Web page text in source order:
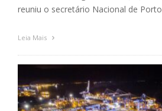
reuniu o secretário Nacional de
Leia Mais